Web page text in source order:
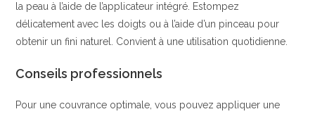
la peau à l’aide de l’applicateur intégré. Estompez
délicatement avec les doigts ou à l’aide d’un pinceau pour
obtenir un fini naturel. Convient à une utilisation quotidienne.
Conseils professionnels
Pour une couvrance optimale, vous pouvez appliquer une